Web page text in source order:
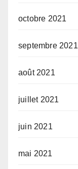
octobre 2021
septembre 2021
août 2021
juillet 2021
juin 2021
mai 2021